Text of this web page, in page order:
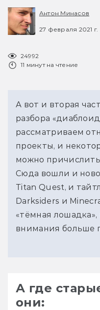
Антон Минасов
27 февраля 2021 г.
24992
11 минут на чтение
А вот и вторая
разбора
рассматриваем
проекты, и
можно
Сюда вошли и
Titan Quest, и
Darksiders и
«тёмная
внимания больше
А где
они: